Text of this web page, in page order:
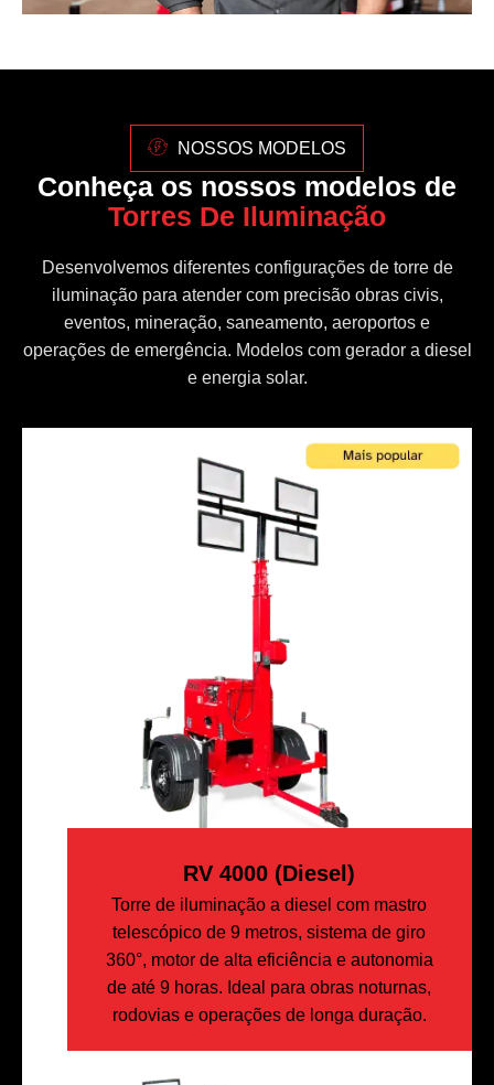
NOSSOS MODELOS
Conheça os nossos modelos de
Torres De Iluminação
Desenvolvemos diferentes configurações de torre de
iluminação para atender com precisão obras civis,
eventos, mineração, saneamento, aeroportos e
operações de emergência. Modelos com gerador a diesel
e energia solar.
RV 4000 (diesel)
Torre de iluminação a diesel com mastro
telescópico de 9 metros, sistema de giro
360°, motor de alta eficiência e autonomia
de até 9 horas. Ideal para obras noturnas,
rodovias e operações de longa duração.